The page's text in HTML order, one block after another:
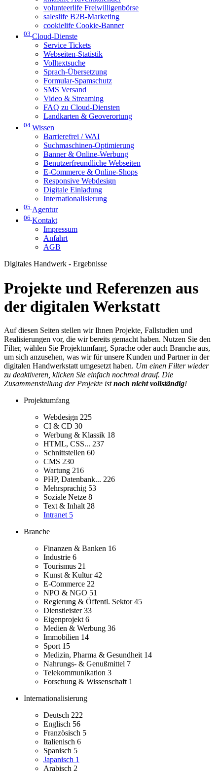
volunteerlife Freiwilligenbörse
saleslife B2B-Marketing
cookielife Cookie-Banner
03 Cloud-Dienste
Service Tickets
Webseiten-Statistik
Volltextsuche
Sprach-Übersetzung
Formular-Spamschutz
SMS Versand
Video & Streaming
FAQ zu Cloud-Diensten
Landkarten & Geoverortung
04 Wissen
Barrierefrei / WAI
Suchmaschinen-Optimierung
Banner & Online-Werbung
Benutzerfreundliche Webseiten
E-Commerce & Online-Shops
Responsive Webdesign
Digitale Einladung
Internationalisierung
05 Agentur
06 Kontakt
Impressum
Anfahrt
AGB
Digitales Handwerk - Ergebnisse
Projekte und Referenzen aus
der digitalen Werkstatt
Auf diesen Seiten stellen wir Ihnen Projekte, Fallstudien und
Realisierungen vor, die wir bereits gemacht haben. Nutzen Sie den
Filter, wählen Sie Projektumfang, Sprache oder auch Branche aus,
um sich anzusehen, was wir für unsere Kunden und Partner in der
digitalen Handwerkstatt umgesetzt haben. Um einen Filter wieder
zu deaktiveren, klicken Sie einfach nochmal drauf. Die
Zusammenstellung der Projekte istnoch nicht vollständig!
Projektumfang
Webdesign 225
CI & CD 30
Werbung & Klassik 18
HTML, CSS... 237
Schnittstellen 60
CMS 230
Wartung 216
PHP, Datenbank... 226
Mehrsprachig 53
Soziale Netze 8
Text & Inhalt 28
Intranet 5
Branche
Finanzen & Banken 16
Industrie 6
Tourismus 21
Kunst & Kultur42
E-Commerce 22
NPO & NGO 51
Regierung & Öffentl. Sektor45
Dienstleister33
Eigenprojekt 6
Medien & Werbung 36
Immobilien 14
Sport 15
Medizin, Pharma & Gesundheit 14
Nahrungs- & Genußmittel 7
Telekommunikation 3
Forschung & Wissenschaft 1
Internationalisierung
Deutsch 222
Englisch 56
Französisch 5
Italienisch 6
Spanisch 5
Japanisch 1
Arabisch 2